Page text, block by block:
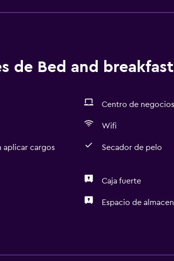
de Bed and breakfast
Centro de negocios
Wifi
aplicar cargos
Secador de pelo
Caja fuerte
Espacio de
Ascensor